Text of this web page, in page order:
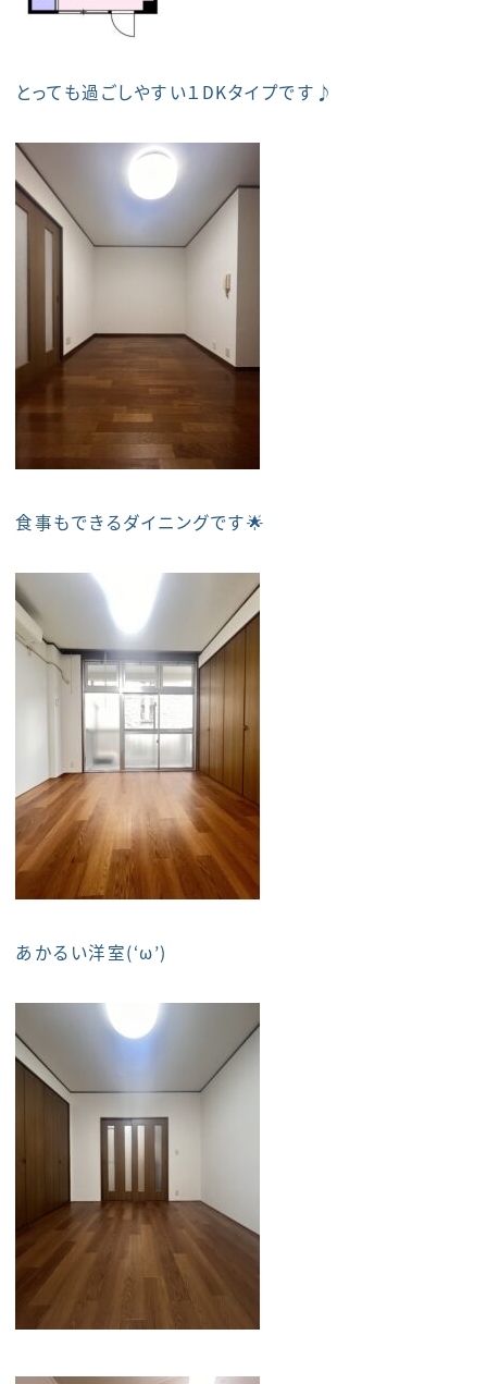
とっても過ごしやすい１DKタイプです♪
食事もできるダイニングです🌟
あかるい洋室(‘ω’)